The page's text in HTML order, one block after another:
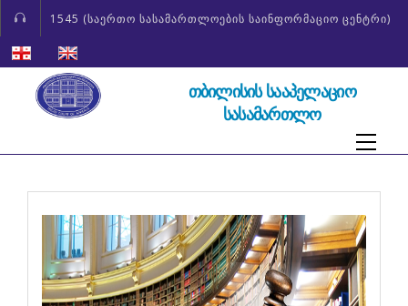
1545 (საერთო სასამართლოების საინფორმაციო ცენტრი)
ᲗᲑᲘᲚᲘᲡᲘᲡ ᲡᲐᲐᲞᲔᲚᲐᲪᲘᲝ
ᲡᲐᲡᲐᲛᲐᲠᲗᲚᲝ